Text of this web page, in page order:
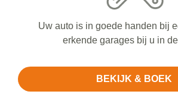
Uw auto is in goede handen bij
erkende garages bij u in
BEKIJK & BOEK